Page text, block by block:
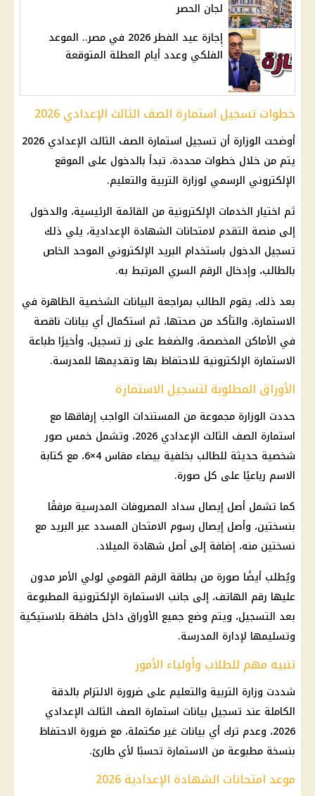
لجان الحصر
إجازة عيد الفطر 2026 في مصر.. الموعد
الفلكي وعدد أيام العطلة المتوقعة
خطوات تسجيل استمارة الصف الثالث الإعدادي 2026
أوضحت الوزارة أن تسجيل استمارة الصف الثالث الإعدادي 2026
يتم من خلال خطوات محددة، تبدأ بالدخول على الموقع
الإلكتروني الرسمي لوزارة التربية والتعليم.
ثم اختيارالخدمات الإلكترونية من القائمة الرئيسية، والدخول
إلى منصة التقدم لامتحانات الشهادة الإعدادية، يلي ذلك
تسجيل الدخول باستخدام البريد الإلكتروني الموحد الخاص
بالطالب، وإدخال الرقم السري المرتبط به.
بعد ذلك، يقوم الطالب بمراجعة البيانات الشخصية الظاهرة في
الاستمارة، والتأكد من صحتها، ثم استكمال أي بيانات ناقصة
في الأماكن المخصصة، والضغط على زر تسجيل، وأخيرًا طباعة
الاستمارة الإلكترونية للاحتفاظ بها وتقديمها للمدرسة.
الأوراق المطلوبة لتسجيل الاستمارة
حددت الوزارة مجموعة من المستندات الواجب إرفاقها مع
استمارة الصف الثالث الإعدادي
2026، وتشمل خمس صور
شخصية حديثة للطالب بخلفية بيضاء مقاس 4×6، مع كتابة
الاسم رباعيًا على كل صورة.
كما تشمل أصل إيصال سداد المصروفات المدرسية مرفقًا
بنسختين، وأصل إيصال رسوم الامتحان المسدد عبر البريد مع
نسختين منه، إضافة إلى أصل شهادة الميلاد.
ويُطلب أيضًا صورة من بطاقة الرقم القومي لولي الأمر مدون
عليها رقم الهاتف، إلى جانب الاستمارة الإلكترونية المطبوعة
بعد التسجيل، ويتم وضع جميع الأوراق داخل حافظة بلاستيكية
وتسليمها لإدارة المدرسة.
تنبيه مهم للطلاب وأولياء الأمور
شددت وزارة التربية والتعليم على ضرورة الالتزام بالدقة
الكاملة عند تسجيل بيانات استمارة الصف الثالث الإعدادي
2026، وعدم ترك أي بيانات غير مكتملة، مع ضرورة الاحتفاظ
بنسخة مطبوعة من الاستمارة تحسبًا لأي طارئ.
موعد امتحانات الشهادة الإعدادية 2026